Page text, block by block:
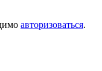
авторизоваться.